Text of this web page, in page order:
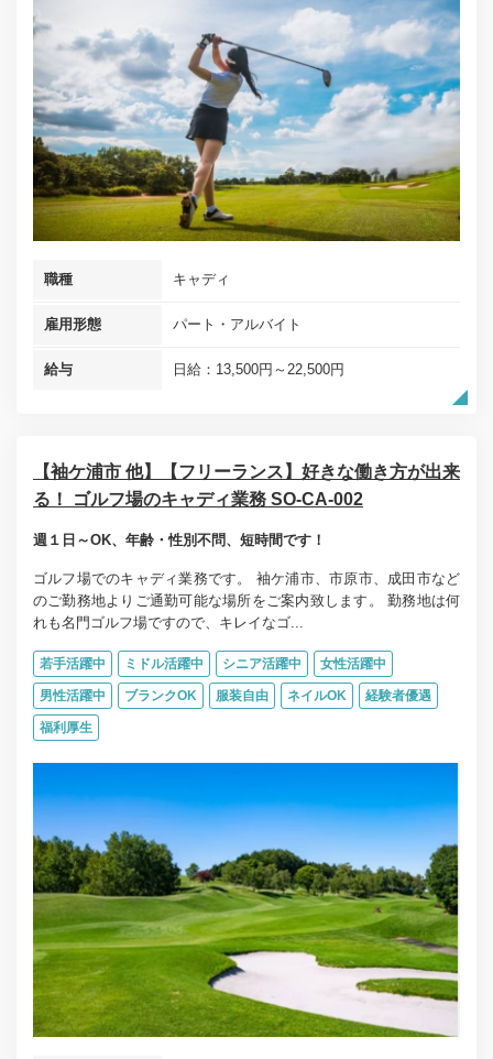
職種 キャディ
雇用形態 パート・アルバイト
給与 日給：13,500円～22,500円
【袖ケ浦市 他】【フリーランス】好きな働き方が出来
る！ ゴルフ場のキャディ業務 SO-CA-002
週１日～OK、年齢・性別不問、短時間です！
ゴルフ場でのキャディ業務です。 袖ケ浦市、市原市、成田市など
のご勤務地よりご通勤可能な場所をご案内致します。 勤務地は何
れも名門ゴルフ場ですので、キレイなゴ...
若手活躍中 ミドル活躍中 シニア活躍中 女性活躍中
男性活躍中 ブランクOK 服装自由 ネイルOK 経験者優遇
福利厚生